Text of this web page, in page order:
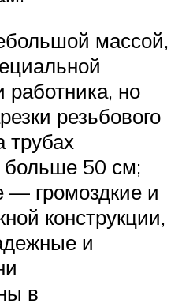
массой,
но
резьбового
трубах
50 см;
— громоздкие и
конструкции,
и
в